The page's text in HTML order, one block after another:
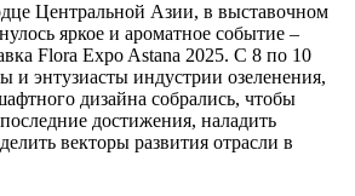
Центральной Азии, в выставочном
яркое и ароматное событие –
Flora Expo Astana 2025. С 8 по 10
и энтузиасты индустрии озеленения,
дизайна собрались, чтобы
достижения, наладить
векторы развития отрасли в